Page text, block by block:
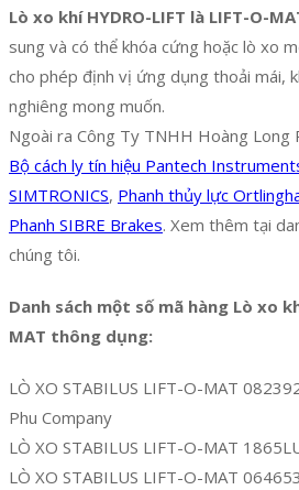
Lò xo khí HYDRO-LIFT là LIFT-O-
sung và có thể khóa cứng hoặc lò xo
cho phép định vị ứng dụng thoải mái,
nghiêng mong muốn.
Ngoài ra Công Ty TNHH Hoàng Long
Bộ cách ly tín hiệu Pantech
SIMTRONICS, Phanh thủy lực
Phanh SIBRE Brakes. Xem thêm tại
chúng tôi.
Danh sách một số mã hàng Lò xo
MAT thông dụng:
LÒ XO STABILUS LIFT-O-MAT
Phu Company
LÒ XO STABILUS LIFT-O-MAT
LÒ XO STABILUS LIFT-O-MAT